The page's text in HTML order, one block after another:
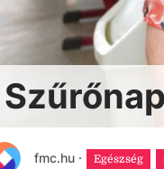
fmc.hu · Egészség